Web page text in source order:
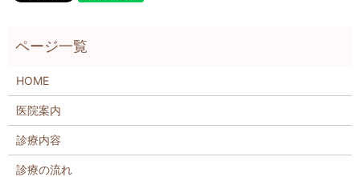
HOME
医院案内
診療内容
診療の流れ